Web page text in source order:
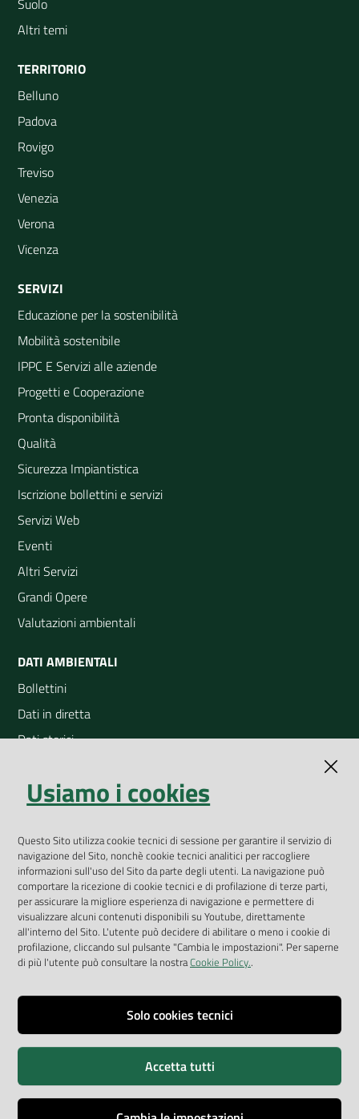
Suolo
Altri temi
TERRITORIO
Belluno
Padova
Rovigo
Treviso
Venezia
Verona
Vicenza
SERVIZI
Educazione per la sostenibilità
Mobilità sostenibile
IPPC E Servizi alle aziende
Progetti e Cooperazione
Pronta disponibilità
Qualità
Sicurezza Impiantistica
Iscrizione bollettini e servizi
Servizi Web
Eventi
Altri Servizi
Grandi Opere
Valutazioni ambientali
DATI AMBIENTALI
Bollettini
Dati in diretta
Dati storici
Open Data
App Arpav
Rapporti regionali annuali
Le Infografiche
Dispenser dati
Vai alla pagina
Privacy
Accessibilità
Usiamo i cookies
Questo Sito utilizza cookie tecnici di sessione per garantire il servizio di
navigazione del Sito, nonchè cookie tecnici analitici per raccogliere
informazioni sull'uso del Sito da parte degli utenti. La navigazione può
comportare la ricezione di cookie tecnici e di profilazione di terze parti,
per assicurare la migliore esperienza di navigazione e permettere di
visualizzare alcuni contenuti disponibili su Youtube, direttamente
all'interno del Sito. L'utente può decidere di abilitare o meno i cookie di
profilazione, cliccando sul pulsante "Cambia le impostazioni". Per saperne
di più l'utente può consultare la nostraCookie Policy..
Solo cookies tecnici
Accetta tutti